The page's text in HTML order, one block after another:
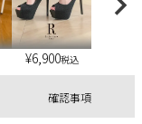
¥6,900税込
確認事項